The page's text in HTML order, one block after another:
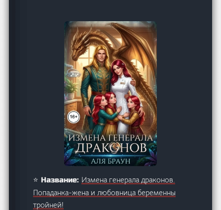
⭐ Название: Измена генерала драконов.
Попаданка-жена и любовница беременны
тройней!